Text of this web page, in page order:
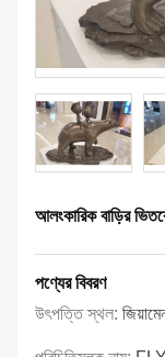
আলংকারিক বাড়ির
পণ্যের বিবরণ
উৎপত্তি স্থল: